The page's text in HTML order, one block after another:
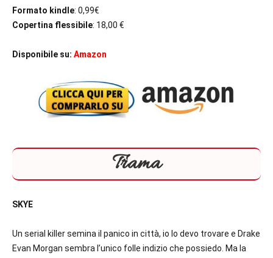
Formato kindle: 0,99€
Copertina flessibile: 18,00 €
Disponibile su: Amazon
Trama
SKYE
Un serial killer semina il panico in città, io lo devo trovare e Drake
Evan Morgan sembra l’unico folle indizio che possiedo. Ma la